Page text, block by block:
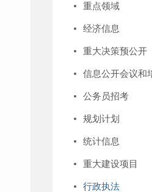
重点领域
经济信息
重大决策预公开
信息公开会议和
公务员招考
规划计划
统计信息
重大建设项目
行政执法